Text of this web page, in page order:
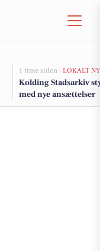
1 time siden | LOKALT
Kolding Stadsarkiv
med nye ansættelser